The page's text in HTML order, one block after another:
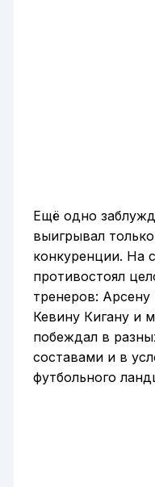
Ещё одно
выигрывал
конкуренции. На
противостоял
тренеров:
Кевину Кигану и
побеждал в
составами и в
футбольного